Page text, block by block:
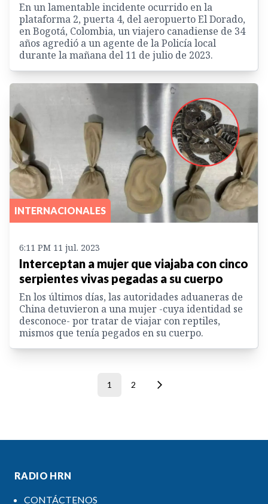
En un lamentable incidente ocurrido en la
plataforma 2, puerta 4, del aeropuerto El Dorado,
en Bogotá, Colombia, un viajero canadiense de 34
años agredió a un agente de la Policía local
durante la mañana del 11 de julio de 2023.
INTERNACIONALES
6:11 PM 11 jul. 2023
Interceptan a mujer que viajaba con cinco
serpientes vivas pegadas a su cuerpo
En los últimos días, las autoridades aduaneras de
China detuvieron a una mujer -cuya identidad se
desconoce- por tratar de viajar con reptiles,
mismos que tenía pegados en su cuerpo.
1 2
RADIO HRN
CONTÁCTENOS